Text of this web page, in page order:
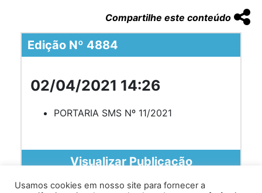
Compartilhe este conteúdo
Edição Nº 4884
02/04/2021 14:26
PORTARIA SMS Nº 11/2021
Visualizar Publicação
Usamos cookies em nosso site para fornecer a